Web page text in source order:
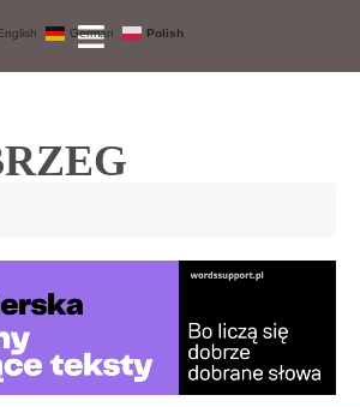
German Polish